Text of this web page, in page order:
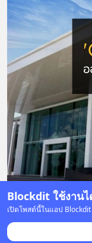
Blockdit ใช้งาน
เปิดโพสต์นี้ในแอป
3 บันทึก